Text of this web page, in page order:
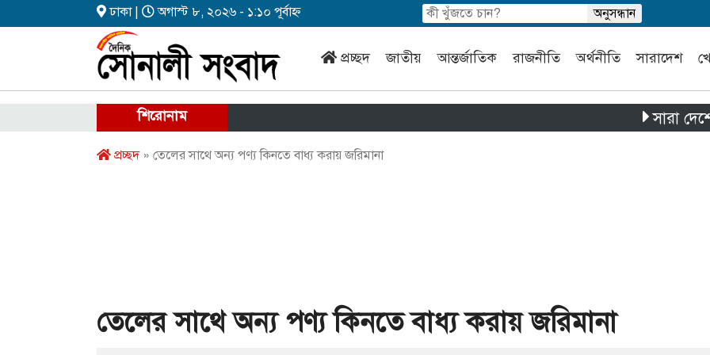
ঢাকা | অগাস্ট ৮, ২০২৬ - ১:১০ পূর্বাহ্ন
প্রচ্ছদ জাতীয় আন্তর্জাতিক রাজনীতি অর্থনীতি সারাদেশ
শিরোনাম সারা দেশে পৃথক
প্রচ্ছদ» তেলের সাথে অন্য পণ্য কিনতে বাধ্য করায় জরিমানা
তেলের সাথে অন্য পণ্য কিনতে বাধ্য করায় জরিমানা